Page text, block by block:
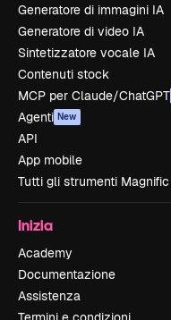
Generatore di immagini IA
Generatore di video IA
Sintetizzatore vocale IA
Contenuti stock
MCP per Claude/ChatGPT
Agenti New
API
App mobile
Tutti gli strumenti Magnific
Inizia
Academy
Documentazione
Assistenza